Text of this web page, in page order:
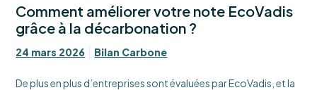
Comment améliorer votre note EcoVadis
grâce à la décarbonation ?
24 mars 2026 Bilan Carbone
De plus en plus d’entreprises sont évaluées par EcoVadis, et la